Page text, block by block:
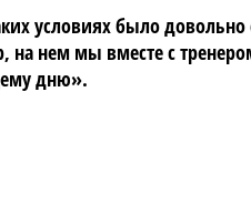
условиях было
на нем мы вместе с
дню».